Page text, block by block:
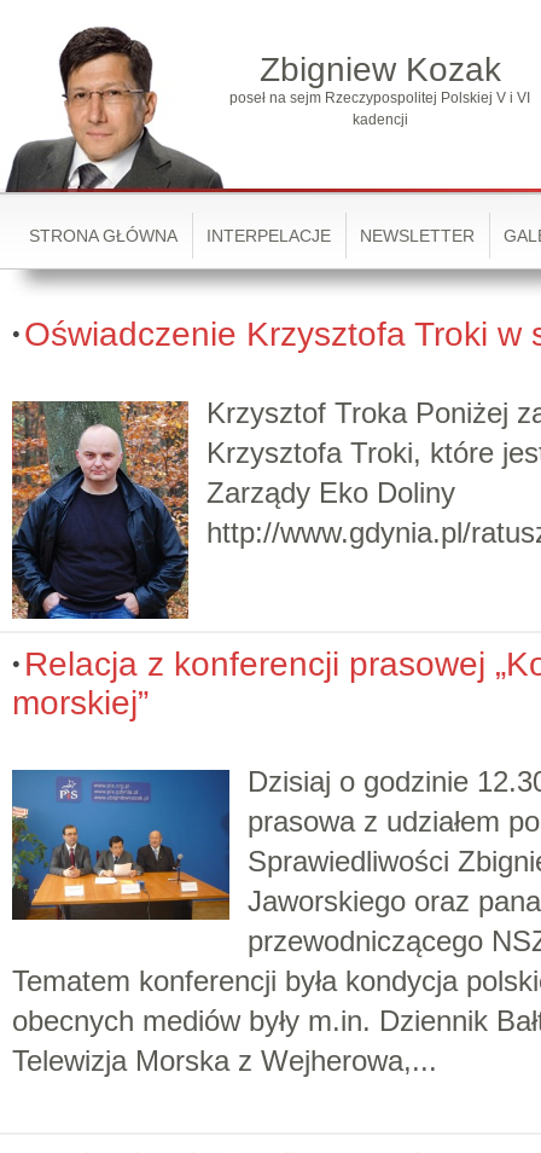
Zbigniew Kozak
poseł na sejm Rzeczypospolitej Polskiej V i VI
kadencji
STRONA GŁÓWNA INTERPELACJE NEWSLETTER
Oświadczenie Krzysztofa Troki w
Krzysztof Troka Poniżej
Krzysztofa Troki, które
Zarządy Eko Doliny
http://www.gdynia.pl/
Relacja z konferencji prasowej
morskiej”
Dzisiaj o godzinie
prasowa z udziałem
Sprawiedliwości
Jaworskiego oraz
przewodniczącego
Tematem konferencji była kondycja
obecnych mediów były m.in. Dziennik
Telewizja Morska z Wejherowa,...